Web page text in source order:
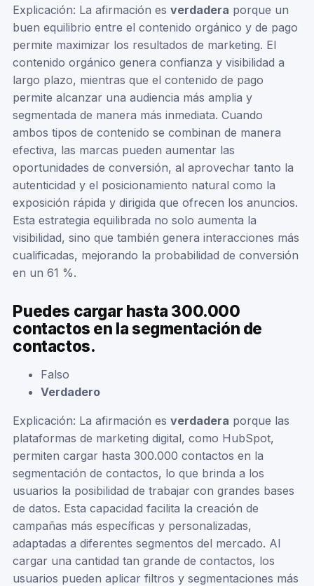
Explicación: La afirmación esverdadera porque un
buen equilibrio entre el contenido orgánico y de pago
permite maximizar los resultados de marketing. El
contenido orgánico genera confianza y visibilidad a
largo plazo, mientras que el contenido de pago
permite alcanzar una audiencia más amplia y
segmentada de manera más inmediata. Cuando
ambos tipos de contenido se combinan de manera
efectiva, las marcas pueden aumentar las
oportunidades de conversión, al aprovechar tanto la
autenticidad y el posicionamiento natural como la
exposición rápida y dirigida que ofrecen los anuncios.
Esta estrategia equilibrada no solo aumenta la
visibilidad, sino que también genera interacciones más
cualificadas, mejorando la probabilidad de conversión
en un 61 %.
Puedes cargar hasta 300.000
contactos en la segmentación de
contactos.
Falso
Verdadero
Explicación: La afirmación esverdadera porque las
plataformas de marketing digital, como HubSpot,
permiten cargar hasta 300.000 contactos en la
segmentación de contactos, lo que brinda a los
usuarios la posibilidad de trabajar con grandes bases
de datos. Esta capacidad facilita la creación de
campañas más específicas y personalizadas,
adaptadas a diferentes segmentos del mercado. Al
cargar una cantidad tan grande de contactos, los
usuarios pueden aplicar filtros y segmentaciones más